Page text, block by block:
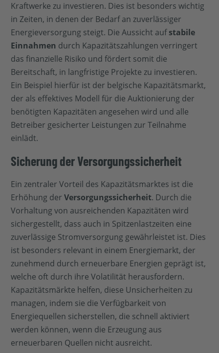
Kraftwerke zu investieren. Dies ist besonders wichtig
in Zeiten, in denen der Bedarf an zuverlässiger
Energieversorgung steigt. Die Aussicht aufstabile
Einnahmen durch Kapazitätszahlungen verringert
das finanzielle Risiko und fördert somit die
Bereitschaft, in langfristige Projekte zu investieren.
Ein Beispiel hierfür ist der belgische Kapazitätsmarkt,
der als effektives Modell für die Auktionierung der
benötigten Kapazitäten angesehen wird und alle
Betreiber gesicherter Leistungen zur Teilnahme
einlädt.
Sicherung der Versorgungssicherheit
Ein zentraler Vorteil des Kapazitätsmarktes ist die
Erhöhung derVersorgungssicherheit. Durch die
Vorhaltung von ausreichenden Kapazitäten wird
sichergestellt, dass auch in Spitzenlastzeiten eine
zuverlässige Stromversorgung gewährleistet ist. Dies
ist besonders relevant in einem Energiemarkt, der
zunehmend durch erneuerbare Energien geprägt ist,
welche oft durch ihre Volatilität herausfordern.
Kapazitätsmärkte helfen, diese Unsicherheiten zu
managen, indem sie die Verfügbarkeit von
Energiequellen sicherstellen, die schnell aktiviert
werden können, wenn die Erzeugung aus
erneuerbaren Quellen nicht ausreicht.